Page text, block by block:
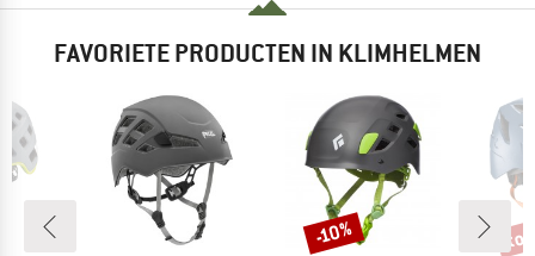
FAVORIETE PRODUCTEN IN KLIMHELMEN
Korting
-10%